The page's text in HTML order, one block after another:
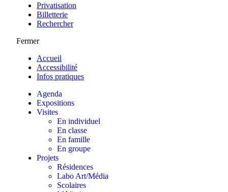
Privatisation
Billetterie
Rechercher
Fermer
Accueil
Accessibilité
Infos pratiques
Agenda
Expositions
Visites
En individuel
En classe
En famille
En groupe
Projets
Résidences
Labo Art/Média
Scolaires